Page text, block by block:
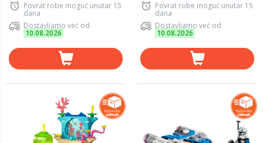
Povrat robe moguć unutar 15
dana
Dostavljamo već od
10.08.2026
Povrat robe moguć unutar 15
dana
Dostavljamo već od
10.08.2026